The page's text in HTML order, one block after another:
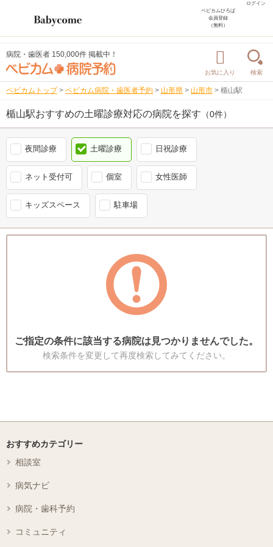
ログイン
ベビカムひろば
会員登録
（無料）
病院・歯医者 150,000件 掲載中！
お気に入り 検索
ベビカムトップ > ベビカム病院・歯医者予約 > 山形県 > 山形市 > 楯山駅
楯山駅おすすめの土曜診療対応の病院を探す （0件）
夜間診療 土曜診療 日祝診療
ネット受付可 個室 女性医師
キッズスペース 駐車場
ご指定の条件に該当する病院は見つかりませんでした。
検索条件を変更して再度検索してみてください。
おすすめカテゴリー
相談室
病気ナビ
病院・歯科予約
コミュニティ